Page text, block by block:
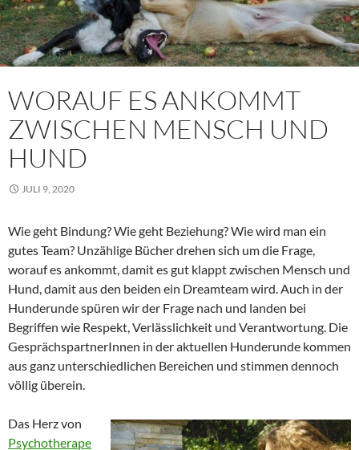
WORAUF ES ANKOMMT
ZWISCHEN MENSCH UND
HUND
JULI 9, 2020
Wie geht Bindung? Wie geht Beziehung? Wie wird man ein
gutes Team? Unzählige Bücher drehen sich um die Frage,
worauf es ankommt, damit es gut klappt zwischen Mensch und
Hund, damit aus den beiden ein Dreamteam wird. Auch in der
Hunderunde spüren wir der Frage nach und landen bei
Begriffen wie Respekt, Verlässlichkeit und Verantwortung. Die
GesprächspartnerInnen in der aktuellen Hunderunde kommen
aus ganz unterschiedlichen Bereichen und stimmen dennoch
völlig überein.
Das Herz von
Psychotherape